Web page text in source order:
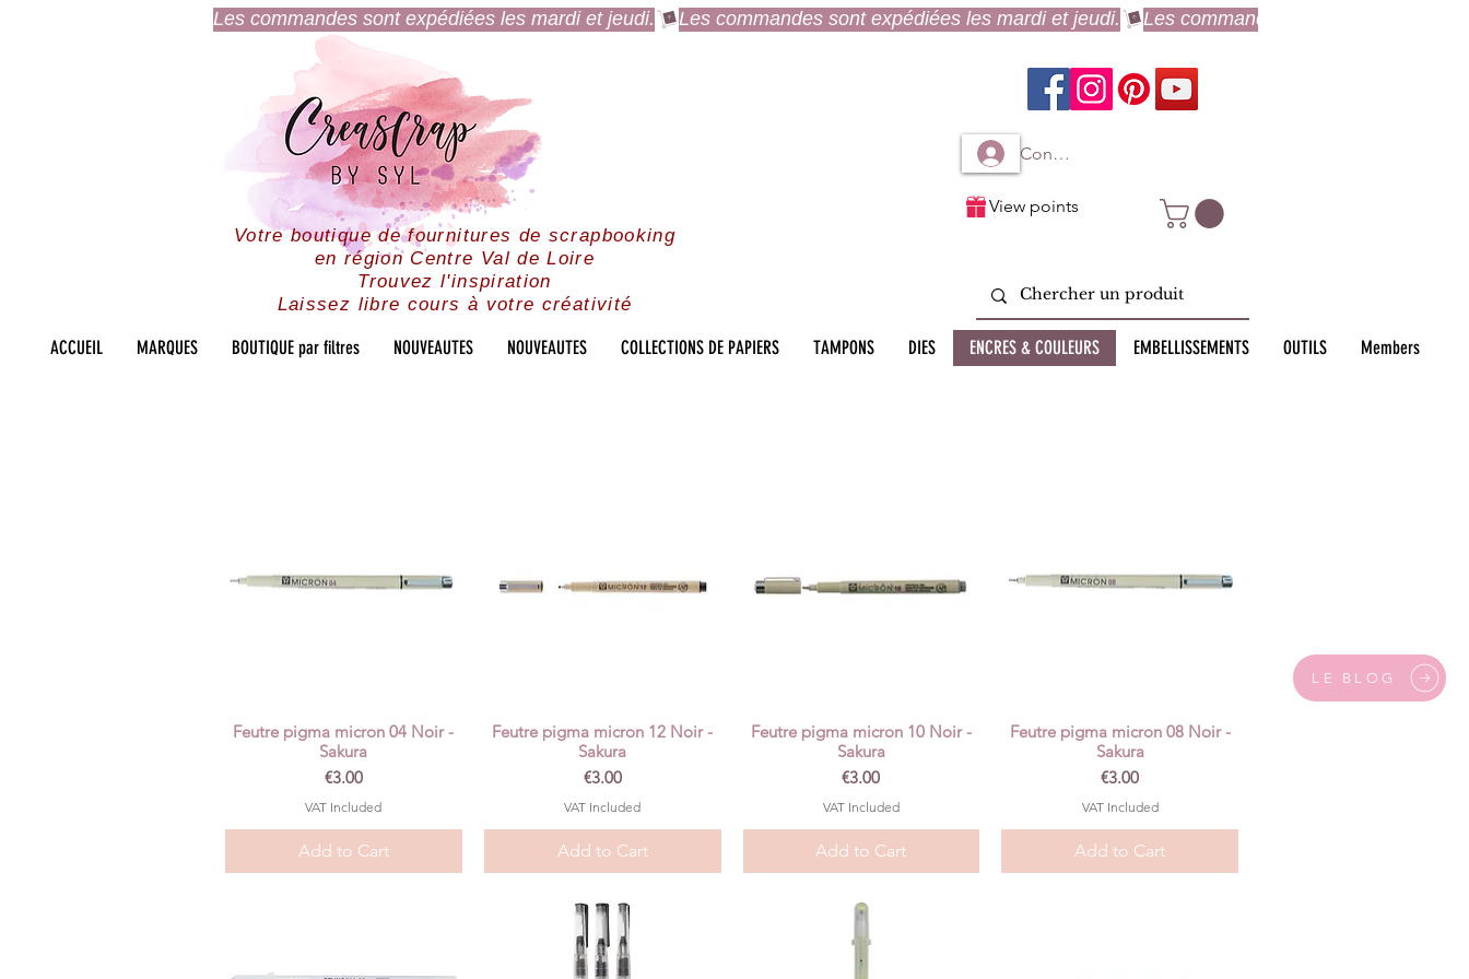
Les commandes sont expédiées les mardi et jeudi.
Votre boutique de fournitures de scrapbooking
en région Centre Val de Loire
Trouvez l'inspiration
Laissez libre cours à votre créativité
Connexion à mon compte
View points
ACCUEIL MARQUES BOUTIQUE par filtres NOUVEAUTES NOUVEAUTES COLLECTIONS DE PAPIERS TAMPONS DIES ENCRES & COULEURS EMBELLISSEMENTS OUTILS Members
LE BLOG
Quick View
Feutre pigma micron 04 Noir -
Sakura
Price
€3.00
VAT Included
Add to Cart
Quick View
Feutre pigma micron 12 Noir -
Sakura
Price
€3.00
VAT Included
Add to Cart
Quick View
Feutre pigma micron 10 Noir -
Sakura
Price
€3.00
VAT Included
Add to Cart
Quick View
Feutre pigma micron 08 Noir -
Sakura
Price
€3.00
VAT Included
Add to Cart